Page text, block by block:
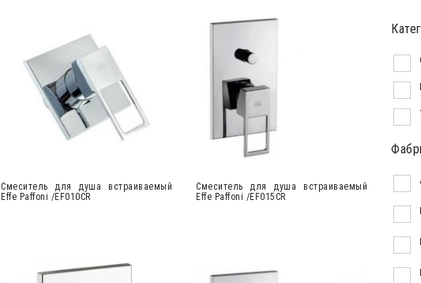
Cмеситель для душа встраиваемый
Effe Paffoni /EF010CR
Cмеситель для душа встраиваемый
Effe Paffoni /EF015CR